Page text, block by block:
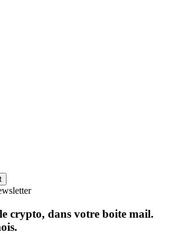
crypto, dans votre boite mail.